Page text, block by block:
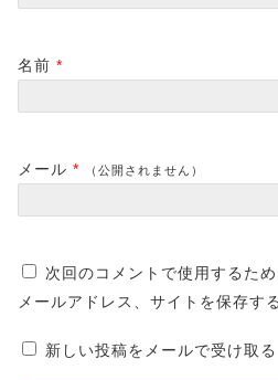
名前 *
メール * （公開されません）
次回のコメントで使用するた
メールアドレス、サイトを保存する
新しい投稿をメールで受け取る